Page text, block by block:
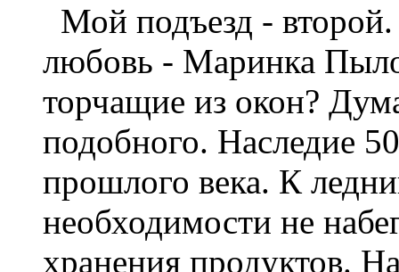
Мой подъезд -
любовь - Маринка
торчащие из окон?
подобного. Наследие
прошлого века. К
необходимости не
хранения продуктов.